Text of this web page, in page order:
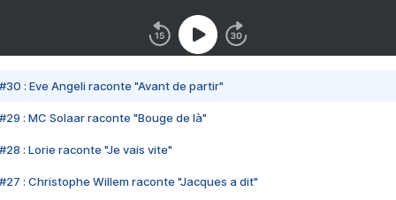
#30 : Eve Angeli raconte "Avant de partir"
#29 : MC Solaar raconte "Bouge de là"
#28 : Lorie raconte "Je vais vite"
#27 : Christophe Willem raconte "Jacques a dit"